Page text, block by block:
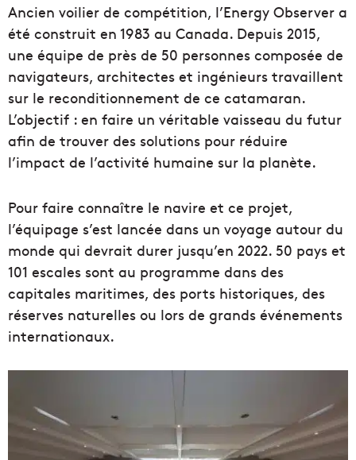
Ancien voilier de compétition, l’Energy Observer a
été construit en 1983 au Canada. Depuis 2015,
une équipe de près de 50 personnes composée de
navigateurs, architectes et ingénieurs travaillent
sur le reconditionnement de ce catamaran.
L’objectif : en faire un véritable vaisseau du futur
afin de trouver des solutions pour réduire
l’impact de l’activité humaine sur la planète.
Pour faire connaître le navire et ce projet,
l’équipage s’est lancée dans un voyage autour du
monde qui devrait durer jusqu’en 2022. 50 pays et
101 escales sont au programme dans des
capitales maritimes, des ports historiques, des
réserves naturelles ou lors de grands événements
internationaux.